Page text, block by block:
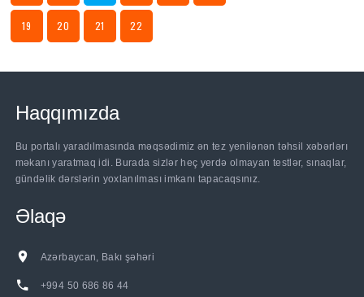
19 20 21 22
Haqqımızda
Bu portalı yaradılmasında məqsədimiz ən tez yenilənən təhsil xəbərlərı
məkanı yaratmaq idi. Burada sizlər heç yerdə olmayan testlər, sınaqlar,
gündəlik dərslərin yoxlanılması imkanı tapacaqsınız.
Əlaqə
Azərbaycan, Bakı şəhəri
+994 50 686 86 44